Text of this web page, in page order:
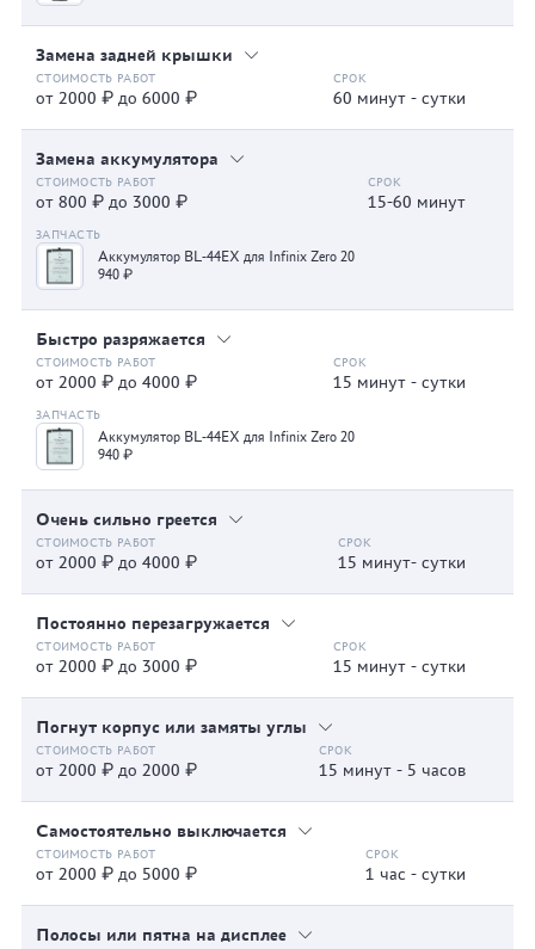
Замена задней крышки
от 2000 ₽ до 6000 ₽ 60 минут - сутки
Замена аккумулятора
от 800 ₽ до 3000 ₽ 15-60 минут
Аккумулятор BL-44EX для Infinix Zero 20
940 ₽
Быстро разряжается
от 2000 ₽ до 4000 ₽ 15 минут - сутки
Аккумулятор BL-44EX для Infinix Zero 20
940 ₽
Очень сильно греется
от 2000 ₽ до 4000 ₽ 15 минут- сутки
Постоянно перезагружается
от 2000 ₽ до 3000 ₽ 15 минут - сутки
Погнут корпус или замяты углы
от 2000 ₽ до 2000 ₽ 15 минут - 5 часов
Самостоятельно выключается
от 2000 ₽ до 5000 ₽ 1 час - сутки
Полосы или пятна на дисплее